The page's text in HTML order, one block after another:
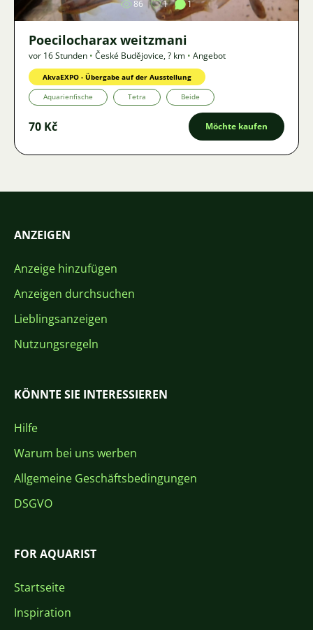
86 1 1
Poecilocharax weitzmani
vor 16 Stunden • České Budějovice,? km • Angebot
AkvaEXPO - Übergabe auf der Ausstellung
Aquarienfische Tetra Beide
70 Kč Möchte kaufen
ANZEIGEN
Anzeige hinzufügen
Anzeigen durchsuchen
Lieblingsanzeigen
Nutzungsregeln
KÖNNTE SIE INTERESSIEREN
Hilfe
Warum bei uns werben
Allgemeine Geschäftsbedingungen
DSGVO
FOR AQUARIST
Startseite
Inspiration